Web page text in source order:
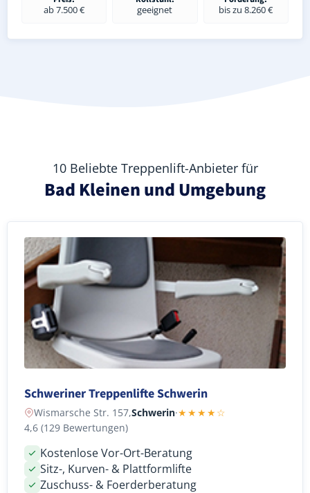
ab 7.500 € geeignet bis zu 8.260 €
10 Beliebte Treppenlift-Anbieter für
Bad Kleinen und Umgebung
Schweriner Treppenlifte Schwerin
Wismarsche Str. 157,Schwerin·★★★★☆
4,6 (129 Bewertungen)
Kostenlose Vor-Ort-Beratung
Sitz-, Kurven- & Plattformlifte
Zuschuss- & Foerderberatung